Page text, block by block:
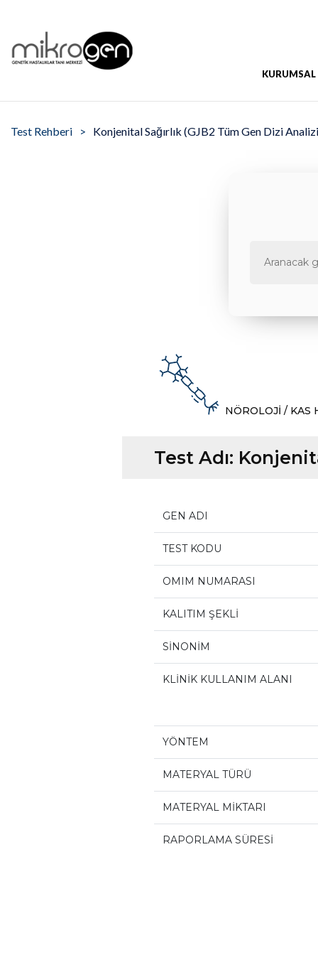
KURUMSAL
Test Rehberi Konjenital Sağırlık (GJB2 Tüm Gen Dizi
NÖROLOJİ / KAS
Test Adı:
GEN ADI
TEST KODU
OMIM NUMARASI
KALITIM ŞEKLİ
SİNONİM
KLİNİK KULLANIM ALANI
YÖNTEM
MATERYAL TÜRÜ
MATERYAL MİKTARI
RAPORLAMA SÜRESİ